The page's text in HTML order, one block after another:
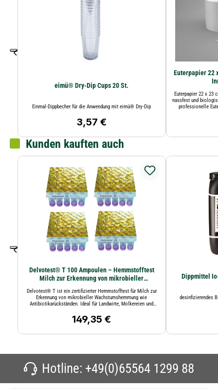
eimü® Dry-Dip Cups 20 St.
Einmal-Dippbecher für die Anwendung mit eimü® Dry-Dip
Regulärer Preis:
3,57 €
Euterpapier 22
Euterpapier 22 x 23
nassfest und
professionelle
Kunden kauften auch
Delvotest® T 100 Ampoulen – Hemmstofftest
Milch zur Erkennung von mikrobieller
Delvotest® T ist ein zertifizierter Hemmstofftest für Milch zur
Erkennung von mikrobieller Wachstumshemmung wie
Antibiotikarückständen. Ideal für Landwirte, Molkereien und
Regulärer Preis:
149,35 €
Dippmittel
desinfizierendes
Hotline: +49(0)65564 1299 88